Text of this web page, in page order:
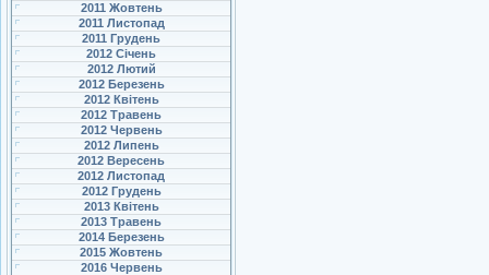
2011 Жовтень
2011 Листопад
2011 Грудень
2012 Січень
2012 Лютий
2012 Березень
2012 Квітень
2012 Травень
2012 Червень
2012 Липень
2012 Вересень
2012 Листопад
2012 Грудень
2013 Квітень
2013 Травень
2014 Березень
2015 Жовтень
2016 Червень